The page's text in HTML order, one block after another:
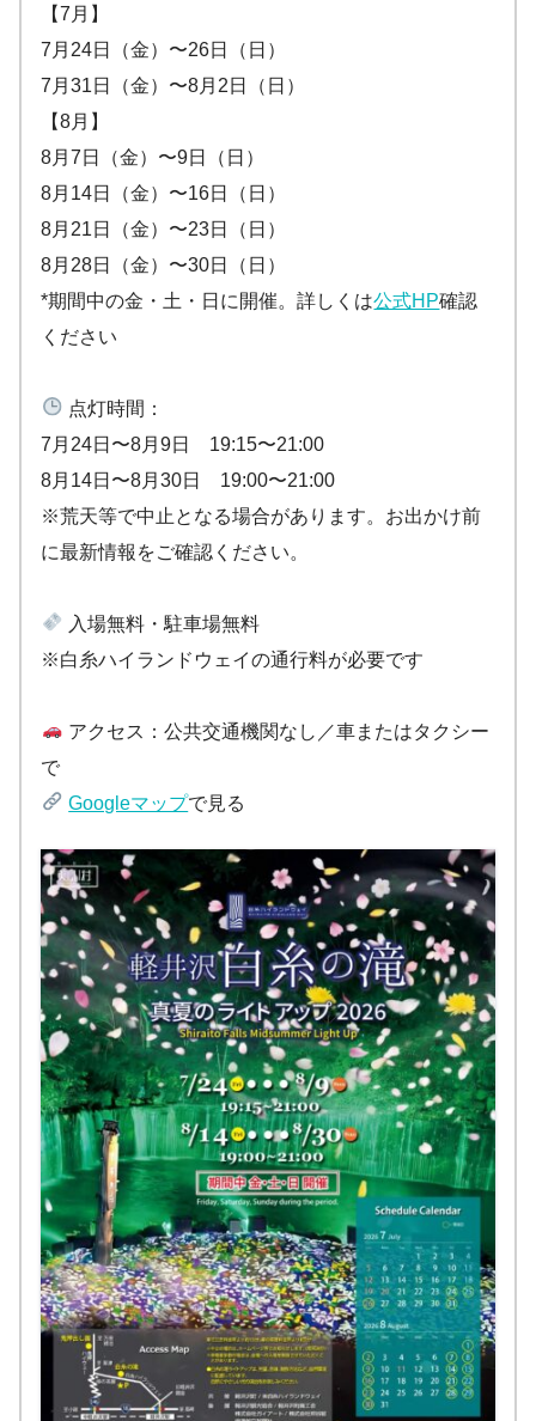
【7月】
7月24日（金）〜26日（日）
7月31日（金）〜8月2日（日）
【8月】
8月7日（金）〜9日（日）
8月14日（金）〜16日（日）
8月21日（金）〜23日（日）
8月28日（金）〜30日（日）
*期間中の金・土・日に開催。詳しくは公式HP確認
ください
点灯時間：
7月24日〜8月9日 19:15〜21:00
8月14日〜8月30日 19:00〜21:00
※荒天等で中止となる場合があります。お出かけ前
に最新情報をご確認ください。
入場無料・駐車場無料
※白糸ハイランドウェイの通行料が必要です
アクセス：公共交通機関なし／車またはタクシー
で
Googleマップで見る